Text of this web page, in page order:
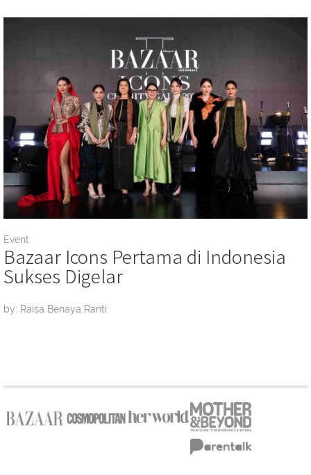
Event
Bazaar Icons Pertama di Indonesia
Sukses Digelar
by: Raisa Benaya Ranti